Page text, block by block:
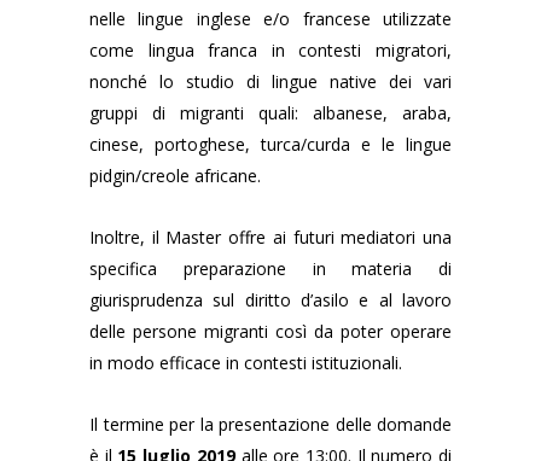
nelle lingue inglese e/o francese utilizzate
come lingua franca in contesti migratori,
nonché lo studio di lingue native dei vari
gruppi di migranti quali: albanese, araba,
cinese, portoghese, turca/curda e le lingue
pidgin/creole africane.
Inoltre, il Master offre ai futuri mediatori una
specifica preparazione in materia di
giurisprudenza sul diritto d’asilo e al lavoro
delle persone migranti così da poter operare
in modo efficace in contesti istituzionali.
Il termine per la presentazione delle domande
è il 15 luglio 2019alle ore 13:00. Il numero di